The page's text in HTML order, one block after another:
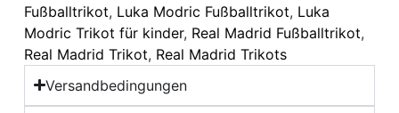
Fußballtrikot, Luka Modric Fußballtrikot, Luka
Modric Trikot für kinder, Real Madrid Fußballtrikot,
Real Madrid Trikot, Real Madrid Trikots
Versandbedingungen